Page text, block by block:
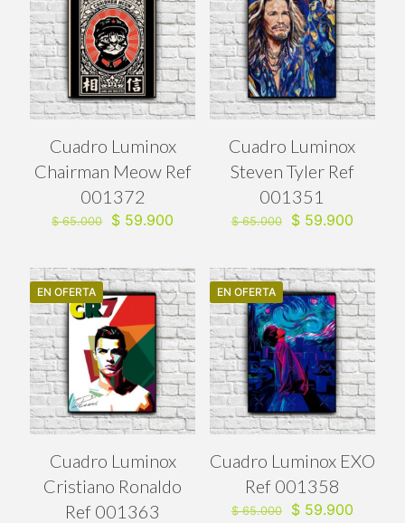
Cuadro Luminox
Chairman Meow Ref
001372
$65.000
El
era:
$ 65.000.
$ 59.900
es:
$ 59.900.
Cuadro Luminox
Steven Tyler Ref
001351
$65.000
El
era:
$ 65.000.
$59.900El
es:
$
EN OFERTA
Cuadro Luminox
Cristiano Ronaldo
Ref 001363
EN OFERTA
Cuadro Luminox EXO
Ref 001358
$65.000
El
$59.900El